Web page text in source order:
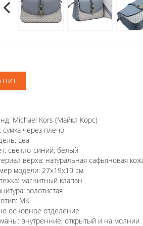
Michael Kors (Майкл Корс)
сумка через плечо
Lea
светло-синий, белый
верха: натуральная сафьяновая
модели: 27x19x10 см
магнитный клапан
золотистая
MK
основное отделение
внутренние, открытый и на молнии